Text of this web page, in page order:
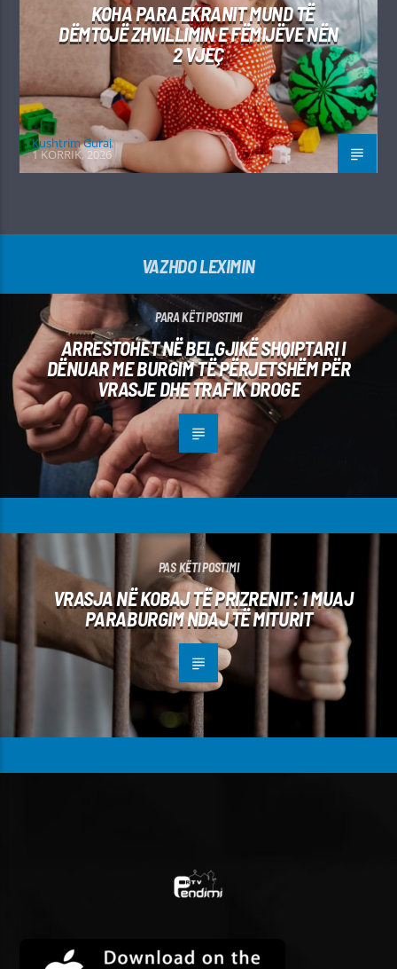
KOHA PARA EKRANIT MUND TË
DËMTOJË ZHVILLIMIN E FËMIJËVE NËN
2 VJEÇ
Kushtrim Guraj
1 KORRIK, 2026
VAZHDO LEXIMIN
PARA KËTI POSTIMI
ARRESTOHET NË BELGJIKË SHQIPTARI I
DËNUAR ME BURGIM TË PËRJETSHËM PËR
VRASJE DHE TRAFIK DROGE
PAS KËTI POSTIMI
VRASJA NË KOBAJ TË PRIZRENIT: 1 MUAJ
PARABURGIM NDAJ TË MITURIT